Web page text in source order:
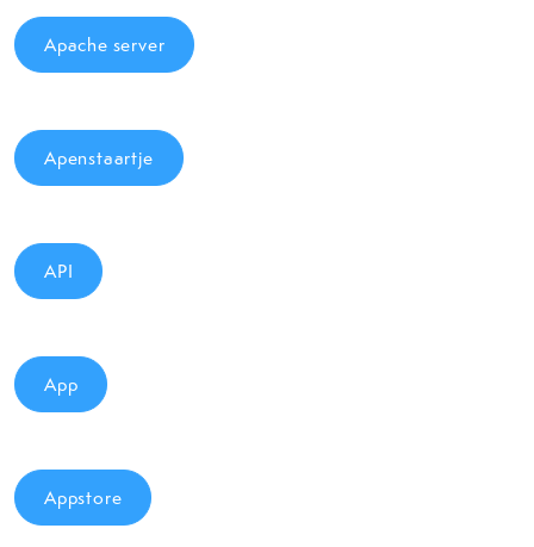
Apache server
Apenstaartje
API
App
Appstore